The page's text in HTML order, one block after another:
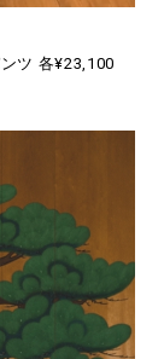
ツ 各¥23,100